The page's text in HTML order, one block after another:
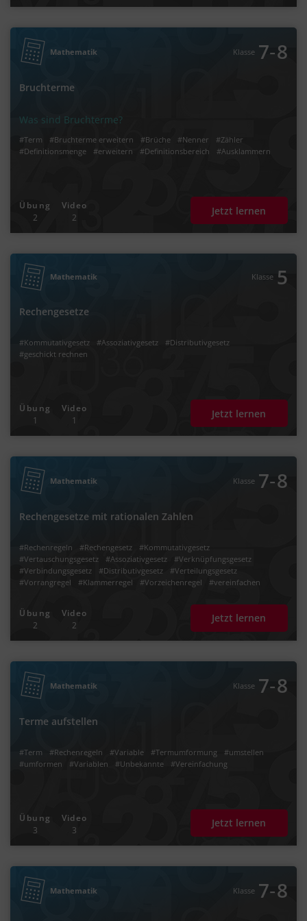
Mathematik Klasse 7‐8
Bruchterme
Was sind Bruchterme?
#Term #Bruchterme erweitern #Brüche #Nenner
#Zähler
#Definitionsmenge
#erweitern #Definitionsbereich #Ausklammern
Übung
2
Video
2
Jetzt lernen
Mathematik Klasse 5
Rechengesetze
#Kommutativgesetz #Assoziativgesetz
#Distributivgesetz
#geschickt rechnen
Übung
1
Video
1
Jetzt lernen
Mathematik Klasse 7‐8
Rechengesetze mit rationalen Zahlen
#Rechenregeln #Rechengesetz
#Kommutativgesetz
#Vertauschungsgesetz
#Assoziativgesetz
#Verknüpfungsgesetz
#Verbindungsgesetz
#Distributivgesetz
#Verteilungsgesetz
#Vorrangregel
#Klammerregel #Vorzeichenregel #vereinfachen
Übung
2
Video
2
Jetzt lernen
Mathematik Klasse 7‐8
Terme aufstellen
#Term #Rechenregeln #Variable #Termumformung
#umstellen
#umformen
#Variablen #Unbekannte #Vereinfachung
Übung
3
Video
3
Jetzt lernen
Mathematik Klasse 7‐8